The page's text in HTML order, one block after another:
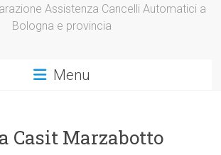
Assistenza Cancelli Automatici a
Bologna e provincia
Menu
Casit Marzabotto